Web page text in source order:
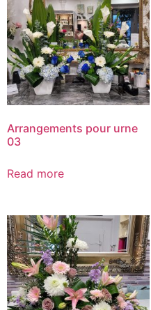
Arrangements pour urne
03
Read more